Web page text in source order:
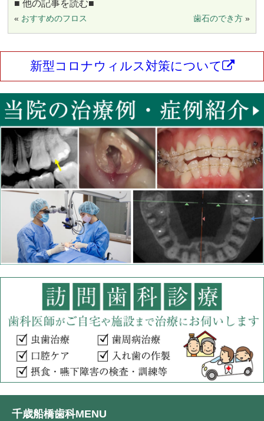
■ 他の記事を読む■
« おすすめのフロス 歯石のでき方»
新型コロナウィルス対策について
千歳船橋歯科MENU